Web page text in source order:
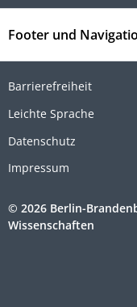
Footer und
Barrierefreiheit
Leichte Sprache
Datenschutz
Impressum
© 2026 Berlin-
Wissenschaften